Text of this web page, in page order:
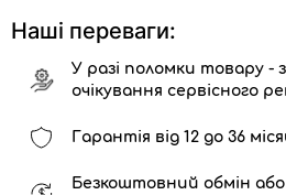
Наші переваги:
У разі поломки товару -
очікування сервісного
Гарантія від 12 до 36
Безкоштовний обмін